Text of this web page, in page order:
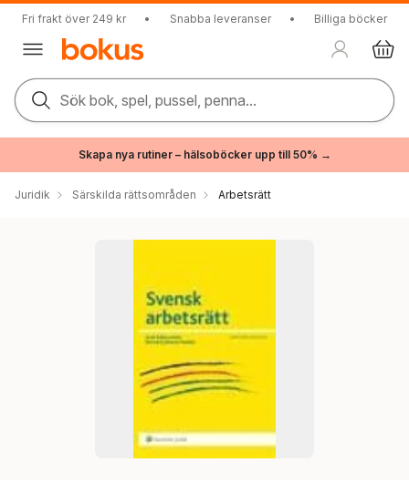
Fri frakt över 249 kr • Snabba leveranser • Billiga böcker
Sök bok, spel, pussel, penna...
Skapa nya rutiner – hälsoböcker upp till 50% →
Juridik Särskilda rättsområden Arbetsrätt